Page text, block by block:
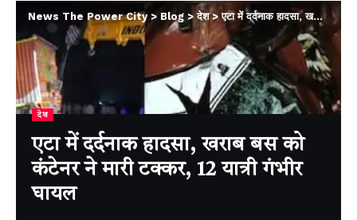
News The Power City> Blog >देश>एटा में दर्दनाक हादसा, खराब बस को कंटेनर ने मारी टक्कर, 12 यात्री गंभीर घायल
देश
एटा में दर्दनाक हादसा, खराब बस को
कंटेनर ने मारी टक्कर, 12 यात्री गंभीर
घायल